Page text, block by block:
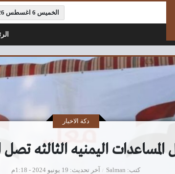
الخميس 6 اغسطس 2026 الساعة 1:46 م
المساعدات اليمنيه الثالثه تصل
كتب Salman
دكة الاخبار
آخر تحديث 19 يونيو 2024 - 1:18م